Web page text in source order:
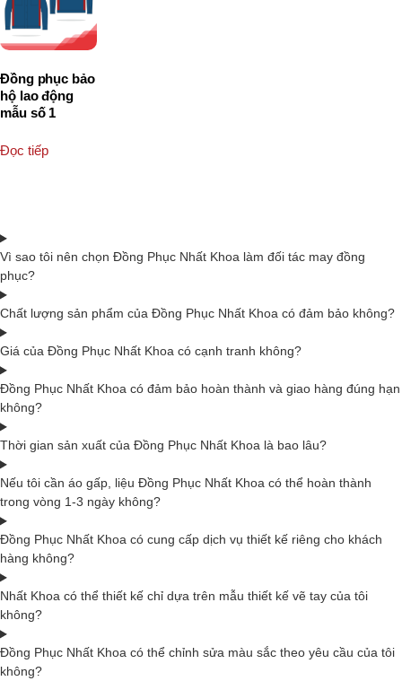
Đồng phục bảo
hộ lao động
mẫu số 1
Đọc tiếp
Vì sao tôi nên chọn Đồng Phục Nhất Khoa làm đối tác may đồng
phục?
Chất lượng sản phẩm của Đồng Phục Nhất Khoa có đảm bảo không?
Giá của Đồng Phục Nhất Khoa có cạnh tranh không?
Đồng Phục Nhất Khoa có đảm bảo hoàn thành và giao hàng đúng hạn
không?
Thời gian sản xuất của Đồng Phục Nhất Khoa là bao lâu?
Nếu tôi cần áo gấp, liệu Đồng Phục Nhất Khoa có thể hoàn thành
trong vòng 1-3 ngày không?
Đồng Phục Nhất Khoa có cung cấp dịch vụ thiết kế riêng cho khách
hàng không?
Nhất Khoa có thể thiết kế chỉ dựa trên mẫu thiết kế vẽ tay của tôi
không?
Đồng Phục Nhất Khoa có thể chỉnh sửa màu sắc theo yêu cầu của tôi
không?